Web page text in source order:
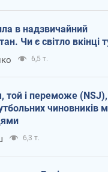
в надзвичайний
Чи є світло вкінці
6,5 т.
той і переможе
чиновників
6,3 т.